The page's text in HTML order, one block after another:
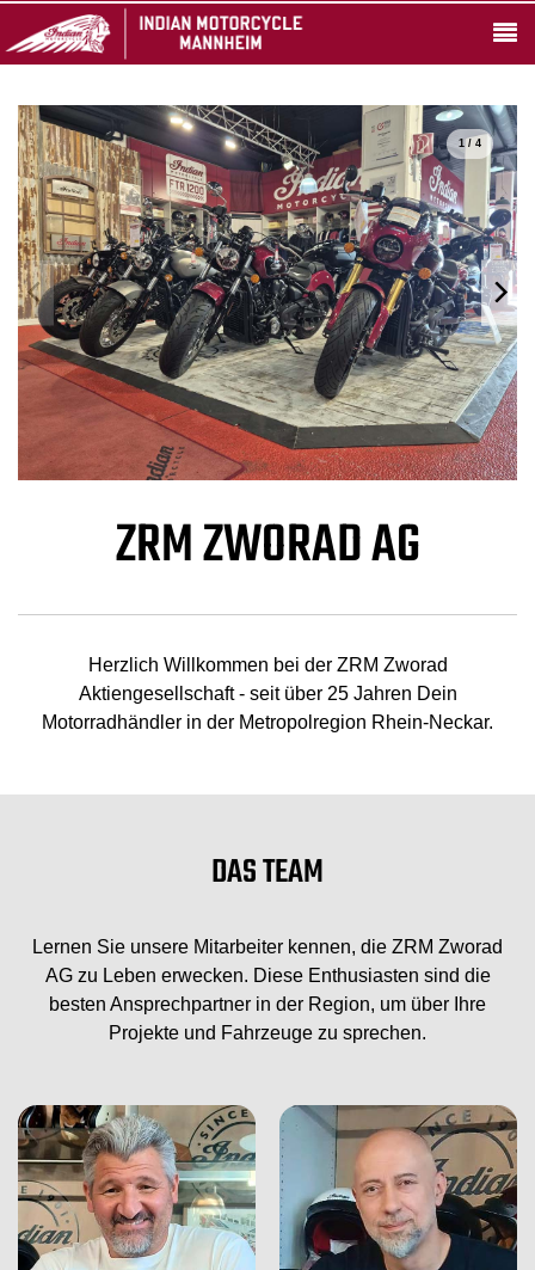
1 / 4
ZRM ZWORAD AG
Herzlich Willkommen bei der ZRM Zworad
Aktiengesellschaft - seit über 25 Jahren Dein
Motorradhändler in der Metropolregion Rhein-Neckar.
DAS TEAM
Lernen Sie unsere Mitarbeiter kennen, die ZRM Zworad
AG zu Leben erwecken. Diese Enthusiasten sind die
besten Ansprechpartner in der Region, um über Ihre
Projekte und Fahrzeuge zu sprechen.